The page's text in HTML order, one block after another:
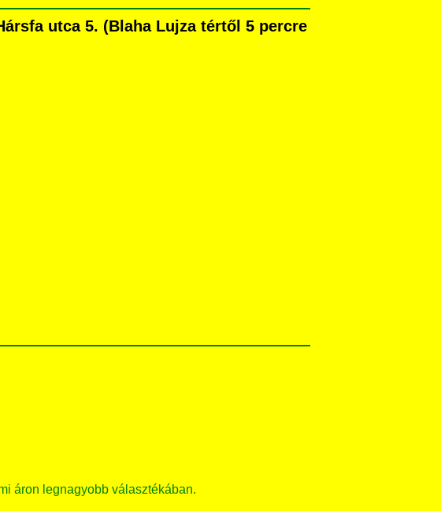
utca 5. (Blaha Lujza tértől 5 percre
áron legnagyobb választékában.